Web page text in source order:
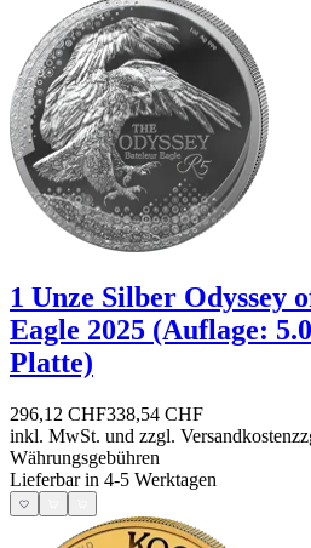
1 Unze Silber Odyssey
Eagle 2025 (Auflage:
Platte)
296,12 CHF338,54 CHF
inkl. MwSt. und zzgl. Versandkosten
Währungsgebühren
Lieferbar in 4-5 Werktagen